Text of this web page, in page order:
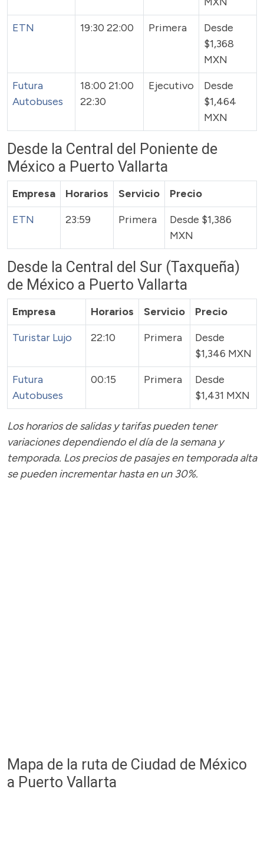
ETN
19:30 22:00 Primera
Desde
$1,368
MXN
Futura
Autobuses
18:00 21:00
22:30
Ejecutivo
Desde
$1,464
MXN
Desde la Central del Poniente de
México a Puerto Vallarta
Empresa Horarios Servicio
Precio
ETN
23:59 Primera
Desde $1,386
MXN
Desde la Central del Sur (Taxqueña)
de México a Puerto Vallarta
Empresa Horarios Servicio
Precio
Turistar Lujo
22:10 Primera
Desde
$1,346 MXN
Futura
Autobuses
00:15 Primera
Desde
$1,431 MXN
Los horarios de salidas y tarifas pueden tener
variaciones dependiendo el día de la semana y
temporada. Los precios de pasajesen temporada alta
se pueden incrementar hasta en un 30%.
Mapa de la ruta de Ciudad de México
a Puerto Vallarta